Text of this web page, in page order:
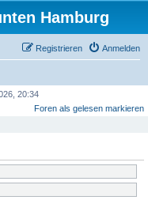
Hamburg
Anmelden
Registrieren
20:34
Foren als gelesen markieren